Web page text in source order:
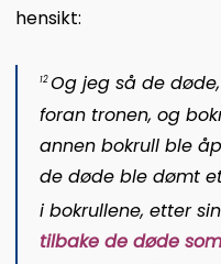
hensikt:
12Og jeg så de
foran tronen, og
annen bokrull ble
de døde ble dømt
i bokrullene, etter
tilbake de døde